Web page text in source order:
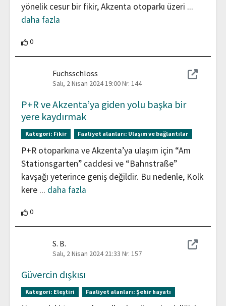
yönelik cesur bir fikir, Akzenta otoparkı üzeri ...
daha fazla
00 Katılımcılar bu katkıyı destekliyor
Fuchsschloss
Salı, 2 Nisan 2024 19:00Nr. 144
P+R ve Akzenta’ya giden yolu başka bir
yere kaydırmak
Kategori: Fikir Faaliyet alanları: Ulaşım ve bağlantılar
P+R otoparkına ve Akzenta’ya ulaşım için “Am
Stationsgarten” caddesi ve “Bahnstraße”
kavşağı yeterince geniş değildir. Bu nedenle, Kolk
kere ... daha fazla
00 Katılımcılar bu katkıyı destekliyor
S. B.
Salı, 2 Nisan 2024 21:33 Nr. 157
Güvercin dışkısı
Kategori: Eleştiri Faaliyet alanları:Şehir hayatı